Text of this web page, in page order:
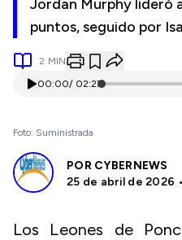
Jordan Murphy lideró
puntos, seguido por
2 MIN
00:00/ 02:27
Foto: Suministrada
POR CYBERNEWS
25 de abril de 2026
Los Leones de